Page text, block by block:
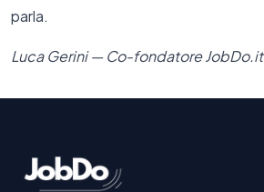
parla.
Luca Gerini — Co-fondatore JobDo.it